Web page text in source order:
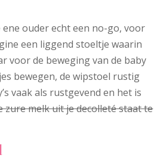
ene ouder echt een no-go, voor
een liggend stoeltje waarin
voor de beweging van de baby
bewegen, de wipstoel rustig
vaak als rustgevend en het is
zure melk uit je decolleté staat te